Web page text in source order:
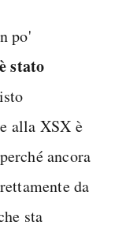
po'
stato
alla XSX è
ancora
da
sta